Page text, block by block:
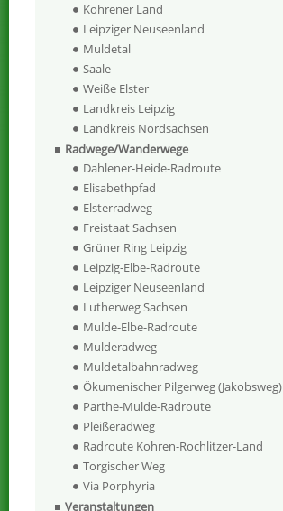
Kohrener Land
Leipziger Neuseenland
Muldetal
Saale
Weiße Elster
Landkreis Leipzig
Landkreis Nordsachsen
Radwege/Wanderwege
Dahlener-Heide-Radroute
Elisabethpfad
Elsterradweg
Freistaat Sachsen
Grüner Ring Leipzig
Leipzig-Elbe-Radroute
Leipziger Neuseenland
Lutherweg Sachsen
Mulde-Elbe-Radroute
Mulderadweg
Muldetalbahnradweg
Ökumenischer Pilgerweg (Jakobsweg)
Parthe-Mulde-Radroute
Pleißeradweg
Radroute Kohren-Rochlitzer-Land
Torgischer Weg
Via Porphyria
Veranstaltungen